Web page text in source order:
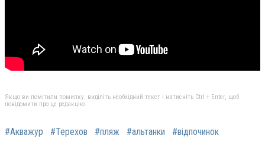
Якщо ви помітили помилку, виділіть необхідний текст і натисніть Ctrl + Enter, щоб
повідомити про це редакцію
#Акважур #Терехов #пляж #альтанки #відпочинок